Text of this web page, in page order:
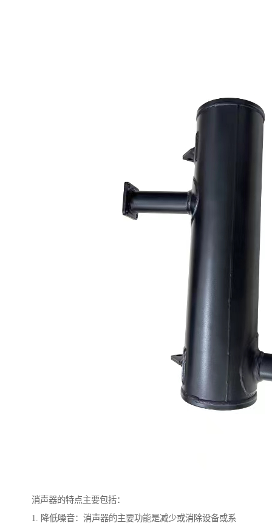
消声器的特点主要包括：
1. 降低噪音：消声器的主要功能是减少或消除设备或系